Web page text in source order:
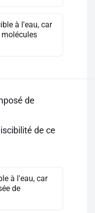
à l'eau, car
de
de ce
à l'eau, car
de